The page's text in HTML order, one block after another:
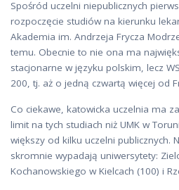
Spośród uczelni niepublicznych
rozpoczęcie studiów na kierunku
Akademia im. Andrzeja Frycza
temu. Obecnie to nie ona ma
stacjonarne w języku polskim, lecz
200, tj. aż o jedną czwartą więcej od
Co ciekawe, katowicka uczelnia ma
limit na tych studiach niż UMK w
większy od kilku uczelni publicznych.
skromnie wypadają uniwersytety:
Kochanowskiego w Kielcach (100) i